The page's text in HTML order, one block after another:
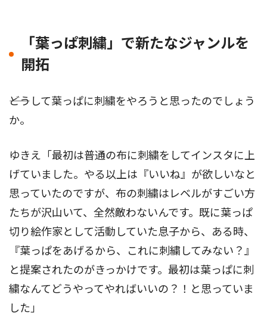
「葉っぱ刺繍」で新たなジャンルを
開拓
――どうして葉っぱに刺繍をやろうと思ったのでしょう
か。
ゆきえ「最初は普通の布に刺繍をしてインスタに上
げていました。やる以上は『いいね』が欲しいなと
思っていたのですが、布の刺繍はレベルがすごい方
たちが沢山いて、全然敵わないんです。既に葉っぱ
切り絵作家として活動していた息子から、ある時、
『葉っぱをあげるから、これに刺繍してみない？』
と提案されたのがきっかけです。最初は葉っぱに刺
繍なんてどうやってやればいいの？！と思っていま
した」